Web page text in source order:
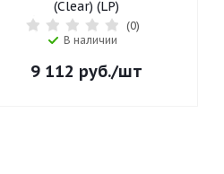
(Clear) (LP)
(0)
В наличии
9 112 руб./шт